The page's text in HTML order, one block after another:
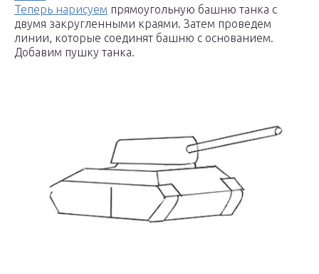
Теперь нарисуем прямоугольную башню танка с
двумя закругленными краями. Затем проведем
линии, которые соединят башню с основанием.
Добавим пушку танка.